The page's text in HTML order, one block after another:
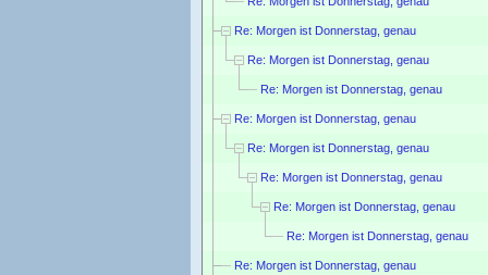
Re: Morgen ist Donnerstag, genau
Re: Morgen ist Donnerstag, genau
Re: Morgen ist Donnerstag, genau
Re: Morgen ist Donnerstag, genau
Re: Morgen ist Donnerstag, genau
Re: Morgen ist Donnerstag, genau
Re: Morgen ist Donnerstag, genau
Re: Morgen ist Donnerstag, genau
Re: Morgen ist Donnerstag, genau